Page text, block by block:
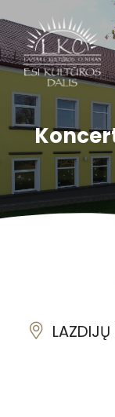
LAZDIJŲ